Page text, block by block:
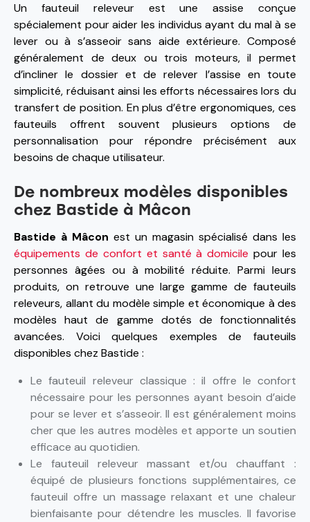
Un fauteuil releveur est une assise conçue
spécialement pour aider les individus ayant du mal à se
lever ou à s’asseoir sans aide extérieure. Composé
généralement de deux ou trois moteurs, il permet
d’incliner le dossier et de relever l’assise en toute
simplicité, réduisant ainsi les efforts nécessaires lors du
transfert de position. En plus d’être ergonomiques, ces
fauteuils offrent souvent plusieurs options de
personnalisation pour répondre précisément aux
besoins de chaque utilisateur.
De nombreux modèles disponibles
chez Bastide à Mâcon
Bastide à Mâcon est un magasin spécialisé dans les
équipements de confort et santé à domicile pour les
personnes âgées ou à mobilité réduite. Parmi leurs
produits, on retrouve une large gamme de fauteuils
releveurs, allant du modèle simple et économique à des
modèles haut de gamme dotés de fonctionnalités
avancées. Voici quelques exemples de fauteuils
disponibles chez Bastide :
Le fauteuil releveur classique : il offre le confort
nécessaire pour les personnes ayant besoin d’aide
pour se lever et s’asseoir. Il est généralement moins
cher que les autres modèles et apporte un soutien
efficace au quotidien.
Le fauteuil releveur massant et/ou chauffant :
équipé de plusieurs fonctions supplémentaires, ce
fauteuil offre un massage relaxant et une chaleur
bienfaisante pour détendre les muscles. Il favorise